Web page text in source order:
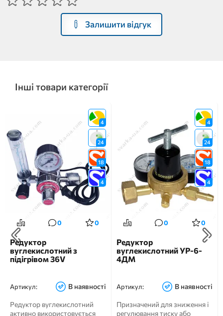
Залишити відгук
Інші товари категорії
4
24
18
4
0 0
Редуктор
вуглекислотний з
підігрівом 36V
Артикул: В наявності
Редуктор вуглекислотний
активно використовується
4
24
18
4
0 0
Редуктор
вуглекислотний УР-6-
4ДМ
Артикул: В наявності
Призначений для зниження і
регулювання тиску або